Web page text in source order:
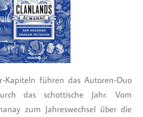
Kapiteln führen das Autoren-Duo
das schottische Jahr. Vom
zum Jahreswechsel über die